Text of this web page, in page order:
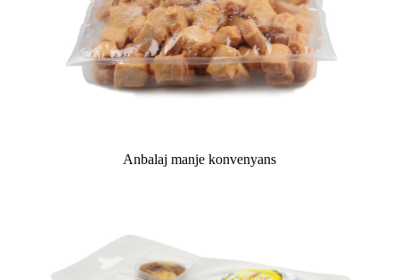
Anbalaj manje konvenyans